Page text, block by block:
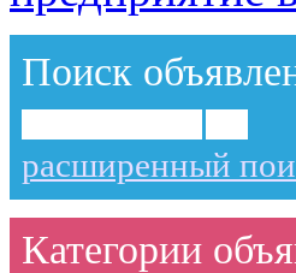
Поиск
расширенный
Категории